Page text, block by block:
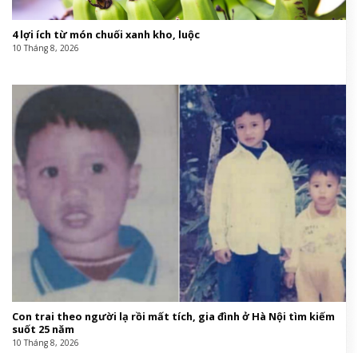
4 lợi ích từ món chuối xanh kho, luộc
10 Tháng 8, 2026
Con trai theo người lạ rồi mất tích, gia đình ở Hà Nội tìm kiếm
suốt 25 năm
10 Tháng 8, 2026